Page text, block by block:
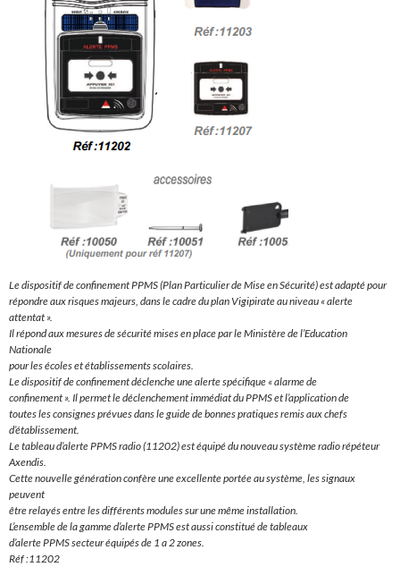
Le dispositif de confinement PPMS (Plan Particulier de Mise en Sécurité) est adapté pour
répondre aux risques majeurs, dans le cadre du plan Vigipirate au niveau « alerte
attentat ».
Il répond aux mesures de sécurité mises en place par le Ministère de l’Education
Nationale
pour les écoles et établissements scolaires.
Le dispositif de confinement déclenche une alerte spécifique « alarme de
confinement ». Il permet le déclenchement immédiat du PPMS et l’application de
toutes les consignes prévues dans le guide de bonnes pratiques remis aux chefs
d’établissement.
Le tableau d’alerte PPMS radio (11202) est équipé du nouveau système radio répéteur
Axendis.
Cette nouvelle génération confère une excellente portée au système, les signaux
peuvent
être relayés entre les différents modules sur une même installation.
L’ensemble de la gamme d’alerte PPMS est aussi constitué de tableaux
d’alerte PPMS secteur équipés de 1 a 2 zones.
Réf :11202